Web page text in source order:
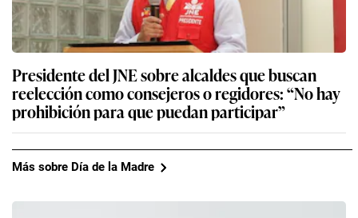
Presidente del JNE sobre alcaldes que buscan
reelección como consejeros o regidores: “No hay
prohibición para que puedan participar”
Más sobre Día de la Madre